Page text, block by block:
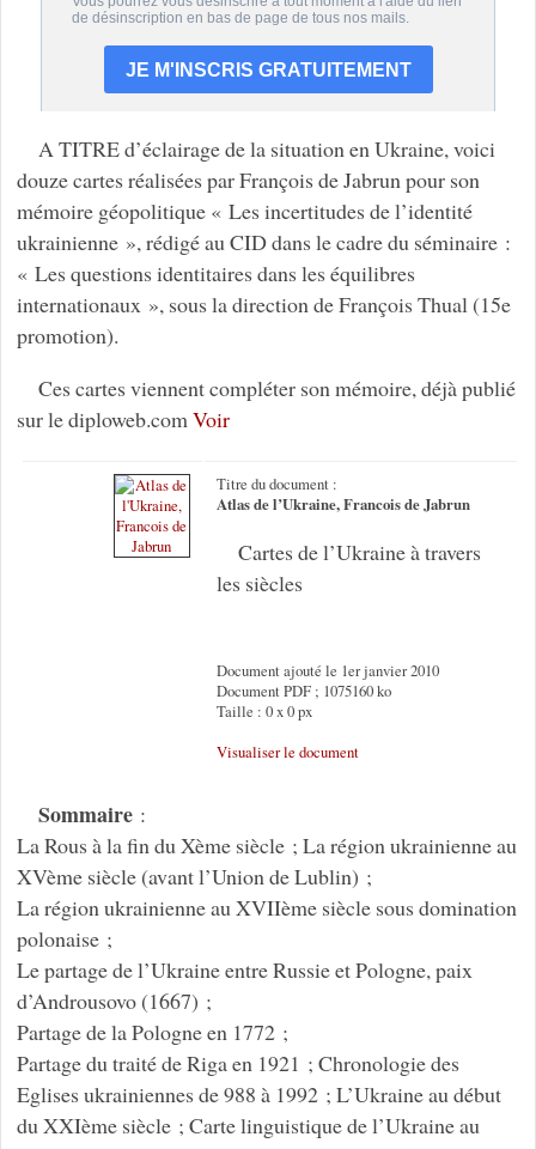
A TITRE d’éclairage de la situation en Ukraine, voici
douze cartes réalisées par François de Jabrun pour son
mémoire géopolitique « Les incertitudes de l’identité
ukrainienne », rédigé au CID dans le cadre du séminaire :
« Les questions identitaires dans les équilibres
internationaux », sous la direction de François Thual (15e
promotion).
Ces cartes viennent compléter son mémoire, déjà publié
sur le diploweb.comVoir
Titre du document :
Atlas de l’Ukraine, Francois de Jabrun
Cartes de l’Ukraine à travers
les siècles
Document ajouté le 1er janvier 2010
Document PDF ; 1075160 ko
Taille : 0 x 0 px
Visualiser le document
Sommaire:
La Rous à la fin du Xème siècle ; La région ukrainienne au
XVème siècle (avant l’Union de Lublin) ;
La région ukrainienne au XVIIème siècle sous domination
polonaise ;
Le partage de l’Ukraine entre Russie et Pologne, paix
d’Androusovo (1667) ;
Partage de la Pologne en 1772 ;
Partage du traité de Riga en 1921 ; Chronologie des
Eglises ukrainiennes de 988 à 1992 ; L’Ukraine au début
du XXIème siècle ; Carte linguistique de l’Ukraine au